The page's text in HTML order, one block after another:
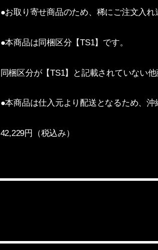
●お取り寄せ商品のため、稀にご注文入
●本商品は同梱区分【TS1】です。
同梱区分が【TS1】と記載されていない
●本商品は仕入元より配送となるため、沖
42,229円（税込み）